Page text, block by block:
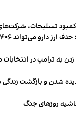
تسلیحات،
«سال کشتار بیماران» تبدیل کند
به ترامپ در
شدن و بازگشت زندگی
روزهای جنگ